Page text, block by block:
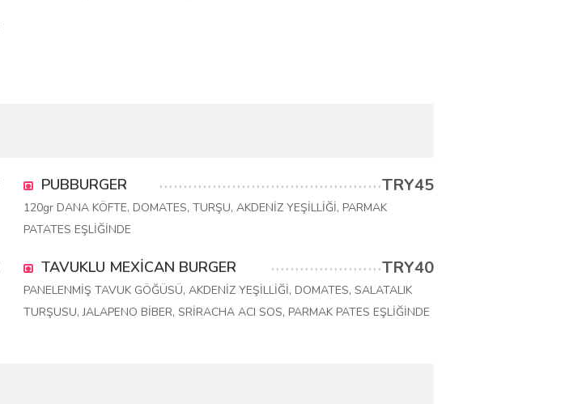
PUBBURGER TRY45
120gr DANA KÖFTE, DOMATES, TURŞU, AKDENİZ YEŞİLLİĞİ, PARMAK
PATATES EŞLİĞİNDE
TAVUKLU MEXİCAN BURGER TRY40
PANELENMİŞ TAVUK GÖĞÜSÜ, AKDENİZ YEŞİLLİĞİ, DOMATES, SALATALIK
TURŞUSU, JALAPENO BİBER, SRİRACHA ACI SOS, PARMAK PATES EŞLİĞİNDE